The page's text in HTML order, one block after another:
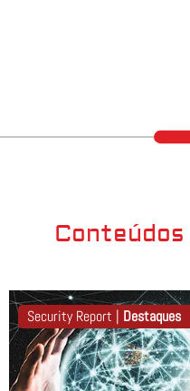
Security Report | Destaques